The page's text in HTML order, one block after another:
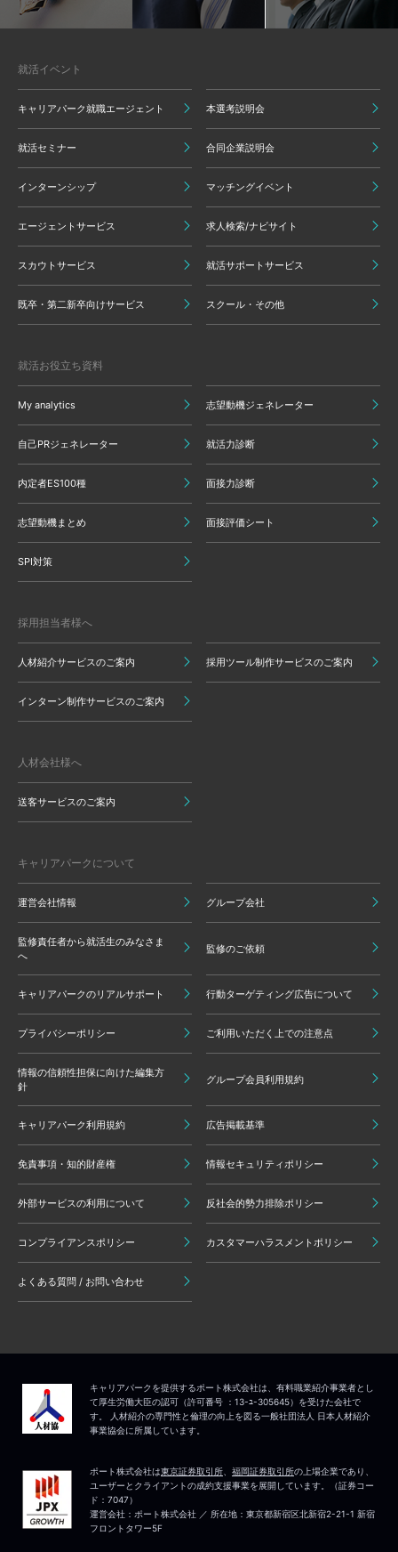
就活イベント
キャリアパーク就職エージェント 本選考説明会
就活セミナー 合同企業説明会
インターンシップ マッチングイベント
エージェントサービス 求人検索/ナビサイト
スカウトサービス 就活サポートサービス
既卒・第二新卒向けサービス スクール・その他
就活お役立ち資料
My analytics 志望動機ジェネレーター
自己PRジェネレーター 就活力診断
内定者ES100種 面接力診断
志望動機まとめ 面接評価シート
SPI対策
採用担当者様へ
人材紹介サービスのご案内 採用ツール制作サービスのご案内
インターン制作サービスのご案内
人材会社様へ
送客サービスのご案内
キャリアパークについて
運営会社情報 グループ会社
監修責任者から就活生のみなさま
へ
監修のご依頼
キャリアパークのリアルサポート 行動ターゲティング広告について
プライバシーポリシー ご利用いただく上での注意点
情報の信頼性担保に向けた編集方
針
グループ会員利用規約
キャリアパーク利用規約 広告掲載基準
免責事項・知的財産権 情報セキュリティポリシー
外部サービスの利用について 反社会的勢力排除ポリシー
コンプライアンスポリシー カスタマーハラスメントポリシー
よくある質問 / お問い合わせ